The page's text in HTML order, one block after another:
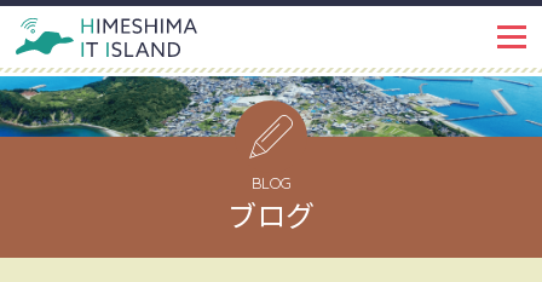
PROJECT IT ISLANDとは
イベント・トピックス
姫島ではたらく
BLOG
ブログ